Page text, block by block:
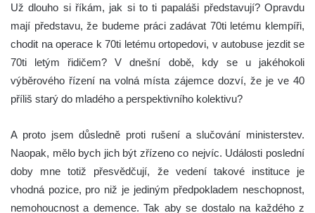
Už dlouho si říkám, jak si to ti papaláši představují? Opravdu
mají představu, že budeme práci zadávat 70ti letému klempíři,
chodit na operace k 70ti letému ortopedovi, v autobuse jezdit se
70ti letým řidičem? V dnešní době, kdy se u jakéhokoli
výběrového řízení na volná místa zájemce dozví, že je ve 40
příliš starý do mladého a perspektivního kolektivu?
A proto jsem důsledně proti rušení a slučování ministerstev.
Naopak, mělo bych jich být zřízeno co nejvíc. Události poslední
doby mne totiž přesvědčují, že vedení takové instituce je
vhodná pozice, pro niž je jediným předpokladem neschopnost,
nemohoucnost a demence. Tak aby se dostalo na každého z